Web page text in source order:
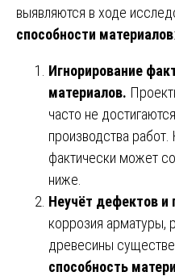
выявляются в ходе
способности материалов:
Игнорирование
материалов.
часто не
производства
фактически может
ниже.
Неучёт дефектов и
коррозия арматуры,
древесины
способность